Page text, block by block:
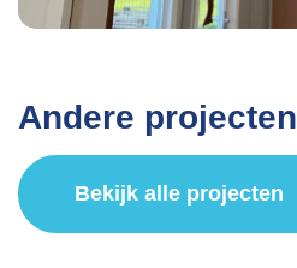
Andere projecten
Bekijk alle projecten